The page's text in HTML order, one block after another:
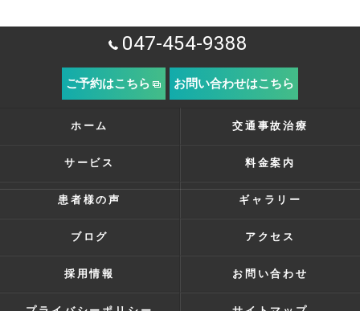
047-454-9388
ご予約はこちら お問い合わせはこちら
ホーム 交通事故治療
サービス 料金案内
患者様の声 ギャラリー
ブログ アクセス
採用情報 お問い合わせ